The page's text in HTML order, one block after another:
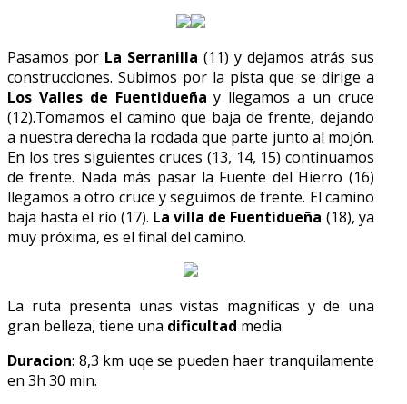
Pasamos por La Serranilla (11) y dejamos atrás sus
construcciones. Subimos por la pista que se dirige a
Los Valles de Fuentidueña y llegamos a un cruce
(12).Tomamos el camino que baja de frente, dejando
a nuestra derecha la rodada que parte junto al mojón.
En los tres siguientes cruces (13, 14, 15) continuamos
de frente. Nada más pasar la Fuente del Hierro (16)
llegamos a otro cruce y seguimos de frente. El camino
baja hasta el río (17). La villa de Fuentidueña (18), ya
muy próxima, es el final del camino.
La ruta presenta unas vistas magníficas y de una
gran belleza, tiene una dificultad media.
Duracion: 8,3 km uqe se pueden haer tranquilamente
en 3h 30 min.